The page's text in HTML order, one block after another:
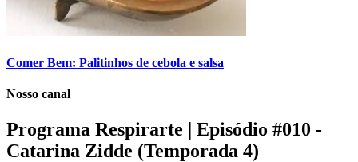
Comer Bem: Palitinhos de cebola e salsa
Nosso canal
Programa Respirarte | Episódio #010 -
Catarina Zidde (Temporada 4)